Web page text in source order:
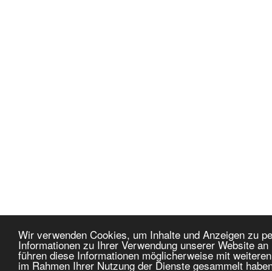
Wir verwenden Cookies, um Inhalte und Anzeigen zu
Informationen zu Ihrer Verwendung unserer Website
führen diese Informationen möglicherweise mit
im Rahmen Ihrer Nutzung der Dienste gesammelt